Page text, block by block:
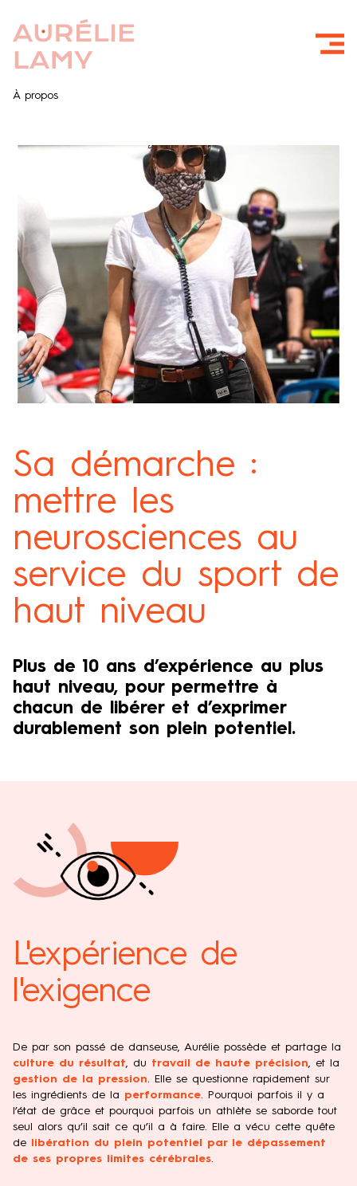
À propos
Sa démarche :
mettre les
neurosciences au
service du sport de
haut niveau
Plus de 10 ans d’expérience au plus
haut niveau, pour permettre à
chacun de libérer et d’exprimer
durablement son plein potentiel.
L'expérience de
l'exigence
De par son passé de danseuse, Aurélie possède et partage la
culture du résultat, du travail de haute précision, et la
gestion de la pression. Elle se questionne rapidement sur
les ingrédients de la performance. Pourquoi parfois il y a
l’état de grâce et pourquoi parfois un athlète se saborde tout
seul alors qu’il sait ce qu’il a à faire. Elle a vécu cette quête
de
libération du plein potentiel par le dépassement
de ses propres limites cérébrales.